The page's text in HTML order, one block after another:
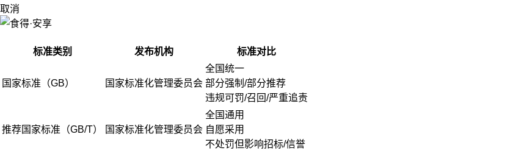
取消
标准类别 发布机构 标准对比
国家标准（GB） 国家标准化管理委员会
全国统一
部分强制/部分推荐
违规可罚/召回/严重追责
推荐国家标准（GB/T） 国家标准化管理委员会
全国通用
自愿采用
不处罚但影响招标/信誉